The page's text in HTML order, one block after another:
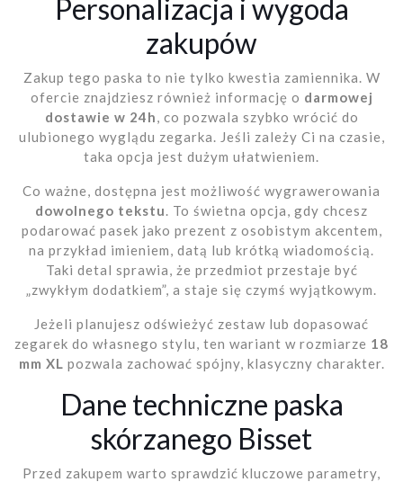
Personalizacja i wygoda
zakupów
Zakup tego paska to nie tylko kwestia zamiennika. W
ofercie znajdziesz również informację o darmowej
dostawie w 24h, co pozwala szybko wrócić do
ulubionego wyglądu zegarka. Jeśli zależy Ci na czasie,
taka opcja jest dużym ułatwieniem.
Co ważne, dostępna jest możliwość wygrawerowania
dowolnego tekstu. To świetna opcja, gdy chcesz
podarować pasek jako prezent z osobistym akcentem,
na przykład imieniem, datą lub krótką wiadomością.
Taki detal sprawia, że przedmiot przestaje być
„zwykłym dodatkiem”, a staje się czymś wyjątkowym.
Jeżeli planujesz odświeżyć zestaw lub dopasować
zegarek do własnego stylu, ten wariant w rozmiarze 18
mm XL pozwala zachować spójny, klasyczny charakter.
Dane techniczne paska
skórzanego Bisset
Przed zakupem warto sprawdzić kluczowe parametry,